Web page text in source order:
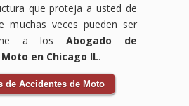
que proteja a usted de
muchas veces pueden ser
a losAbogado de
en Chicago IL.
de Accidentes de Moto